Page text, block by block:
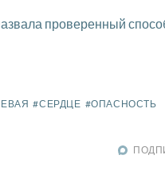
проверенный
#СЕРДЦЕ #ОПАСНОСТЬ